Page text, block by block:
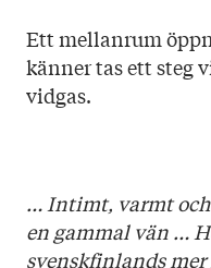
Ett mellanrum
känner tas ett steg
vidgas.
… Intimt, varmt
en gammal vän …
svenskfinlands